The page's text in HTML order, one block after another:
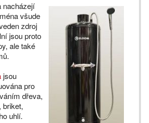
nacházejí
všude
zdroj
jsou proto
ale také
jsou
pro
dřeva,
briket,
uhlí.